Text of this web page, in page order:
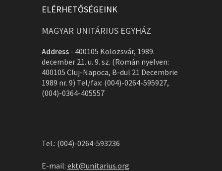
ELÉRHETŐSÉGEINK
MAGYAR UNITÁRIUS EGYHÁZ
Address - 400105 Kolozsvár, 1989.
december 21. u. 9. sz. (Román nyelven:
400105 Cluj-Napoca, B-dul 21 Decembrie
1989 nr. 9) Tel/fax: (004)-0264-595927,
(004)-0364-405557
Tel.: (004)-0264-593236
E-mail: ekt@unitarius.org